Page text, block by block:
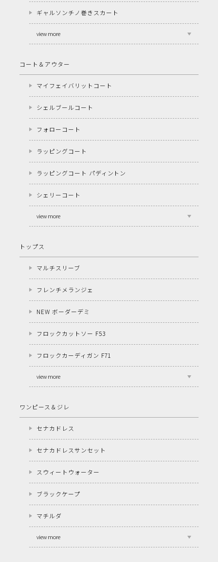
ギャルソンチノ巻きスカート
view more
コート＆アウター
マイフェイバリットコート
シェルブールコート
フォローコート
ラッピングコート
ラッピングコート パディントン
シェリーコート
view more
トップス
マルチスリーブ
フレンチメランジェ
NEW ボーダーデミ
フロックカットソー F53
フロックカーディガン F71
view more
ワンピース＆ジレ
セナカドレス
セナカドレスサンセット
スウィートウォーター
ブラックケープ
マチルダ
view more